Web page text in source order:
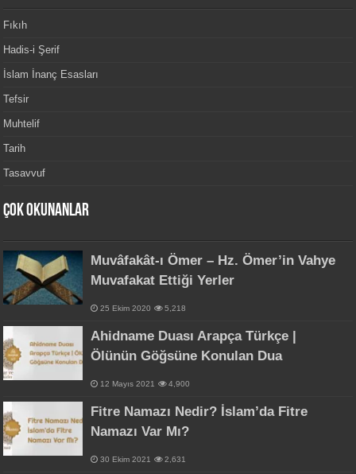
Fıkıh
Hadis-i Şerif
İslam İnanç Esasları
Tefsir
Muhtelif
Tarih
Tasavvuf
Çok Okunanlar
Muvâfakât-ı Ömer – Hz. Ömer’in Vahye
Muvafakat Ettiği Yerler
25 Ekim 2020 5,218
Ahidname Duası Arapça Türkçe |
Ölünün Göğsüne Konulan Dua
12 Mayıs 2021 4,900
Fitre Namazı Nedir? İslam’da Fitre
Namazı Var Mı?
30 Ekim 2021 2,631